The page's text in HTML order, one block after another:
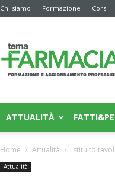
Chi siamo Formazione Corsi
News
ATTUALITÀ
Home Attualità Istituito
Attualità